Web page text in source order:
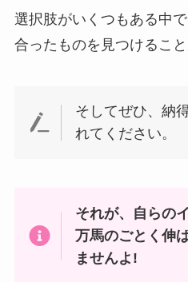
選択肢がいくつもある中
合ったものを見つけるこ
そしてぜひ、納
れてください。
それが、自らの
万馬のごとく伸
ませんよ!